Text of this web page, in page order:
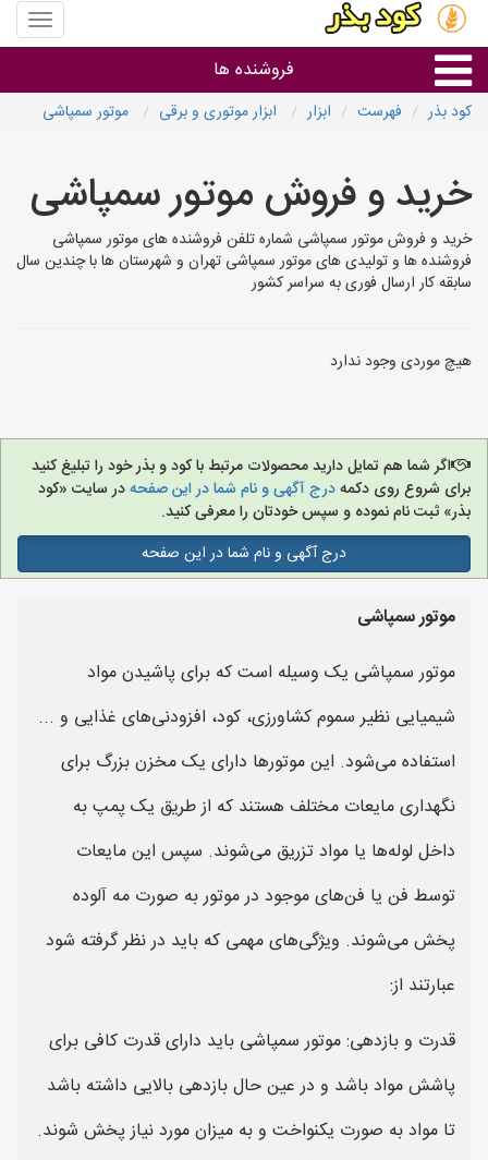
منوی
سایت
بذر
فروشنده ها
استان ها
کود بذر فهرست ابزار ابزار موتوری و برقی موتور سمپاشی
خرید و فروش موتور سمپاشی
خرید و فروش موتور سمپاشی شماره تلفن فروشنده های موتور سمپاشی
فروشنده ها و تولیدی های موتور سمپاشی تهران و شهرستان ها با چندین سال
سابقه کار ارسال فوری به سراسر کشور
هیچ موردی وجود ندارد
اگر شما هم تمایل دارید محصولات مرتبط با کود و بذر خود را تبلیغ کنید
برای شروع روی دکمهدرج آگهی و نام شما در این صفحهدر سایت «کود
بذر» ثبت نام نموده و سپس خودتان را معرفی کنید.
درج آگهی و نام شما در این صفحه
موتور سمپاشی
موتور سمپاشی یک وسیله است که برای پاشیدن مواد
شیمیایی نظیر سموم کشاورزی، کود، افزودنی‌های غذایی و ...
استفاده می‌شود. این موتورها دارای یک مخزن بزرگ برای
نگهداری مایعات مختلف هستند که از طریق یک پمپ به
داخل لوله‌ها یا مواد تزریق می‌شوند. سپس این مایعات
توسط فن یا فن‌های موجود در موتور به صورت مه آلوده
پخش می‌شوند. ویژگی‌های مهمی که باید در نظر گرفته شود
عبارتند از:
قدرت و بازدهی: موتور سمپاشی باید دارای قدرت کافی برای
پاشش مواد باشد و در عین حال بازدهی بالایی داشته باشد
تا مواد به صورت یکنواخت و به میزان مورد نیاز پخش شوند.